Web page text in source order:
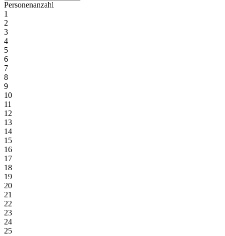
Personenanzahl
1
2
3
4
5
6
7
8
9
10
11
12
13
14
15
16
17
18
19
20
21
22
23
24
25